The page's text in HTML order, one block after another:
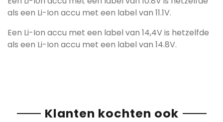
als een Li-Ion accu met een label van 11.1V.
Een Li-Ion accu met een label van 14,4V is hetzelfde
als een Li-Ion accu met een label van 14.8V.
Klanten kochten ook